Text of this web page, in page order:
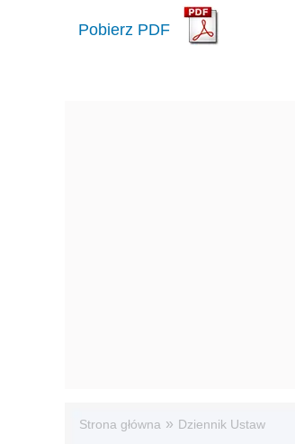
Pobierz PDF
Strona główna » Dziennik Ustaw